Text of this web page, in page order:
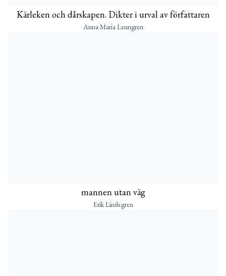
Kärleken och dårskapen. Dikter i urval av författaren
Anna Maria Lenngren
mannen utan väg
Erik Lindegren